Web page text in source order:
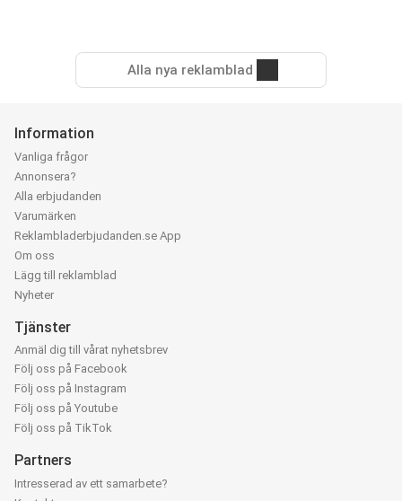
Alla nya reklamblad
Information
Vanliga frågor
Annonsera?
Alla erbjudanden
Varumärken
Reklambladerbjudanden.se App
Om oss
Lägg till reklamblad
Nyheter
Tjänster
Anmäl dig till vårat nyhetsbrev
Följ oss på Facebook
Följ oss på Instagram
Följ oss på Youtube
Följ oss på TikTok
Partners
Intresserad av ett samarbete?